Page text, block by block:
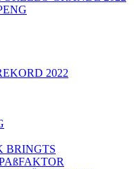
2022
BRINGTS